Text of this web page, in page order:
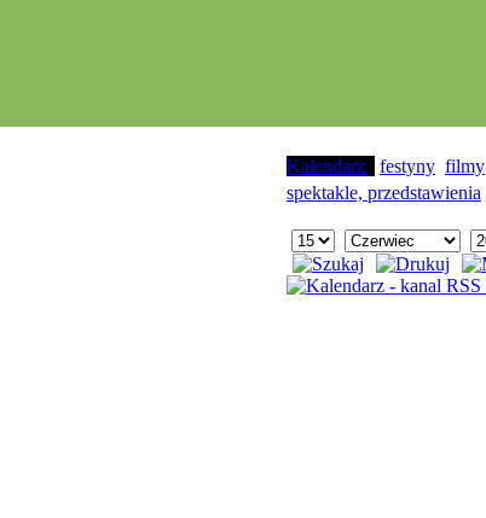
Kalendarz festyny filmy
spektakle, przedstawienia